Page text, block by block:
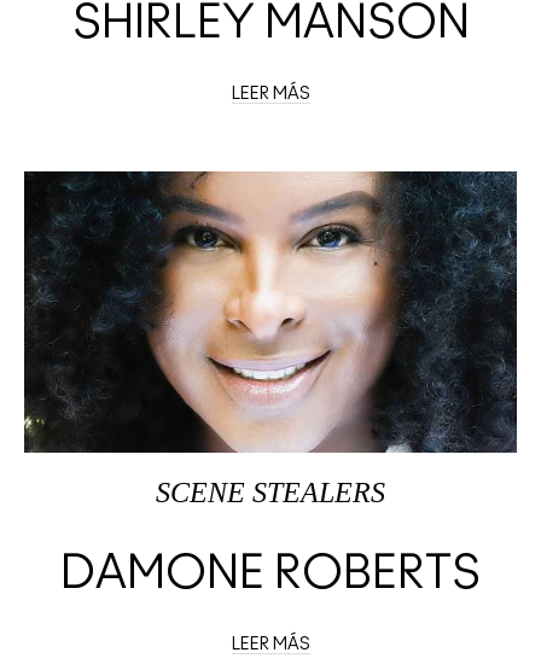
SHIRLEY MANSON
LEER MÁS
SCENE STEALERS
DAMONE ROBERTS
LEER MÁS